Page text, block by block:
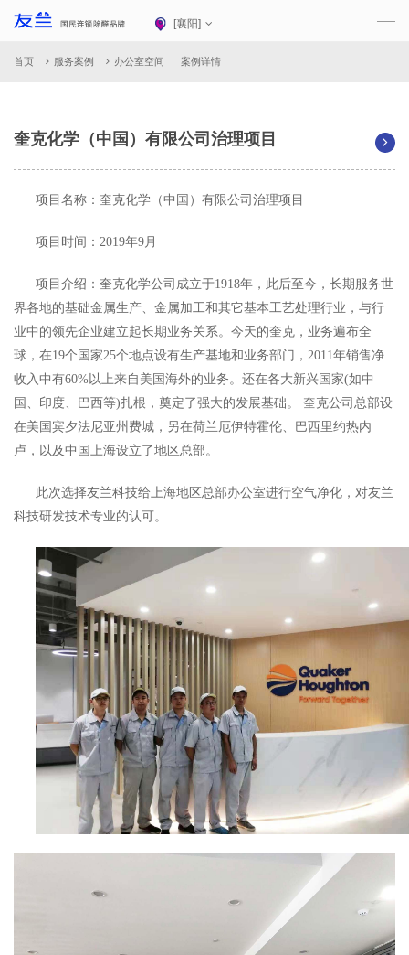
[襄阳]
首页 服务案例 办公室空间 案例详情
奎克化学（中国）有限公司治理项目
项目名称：奎克化学（中国）有限公司治理项目
项目时间：2019年9月
项目介绍：奎克化学公司成立于1918年，此后至今，长期服务世
界各地的基础金属生产、金属加工和其它基本工艺处理行业，与行
业中的领先企业建立起长期业务关系。今天的奎克，业务遍布全
球，在19个国家25个地点设有生产基地和业务部门，2011年销售净
收入中有60%以上来自美国海外的业务。还在各大新兴国家(如中
国、印度、巴西等)扎根，奠定了强大的发展基础。 奎克公司总部设
在美国宾夕法尼亚州费城，另在荷兰厄伊特霍伦、巴西里约热内
卢，以及中国上海设立了地区总部。
此次选择友兰科技给上海地区总部办公室进行空气净化，对友兰
科技研发技术专业的认可。